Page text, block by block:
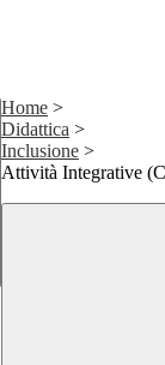
Home >
Didattica >
Inclusione >
Attività Integrative